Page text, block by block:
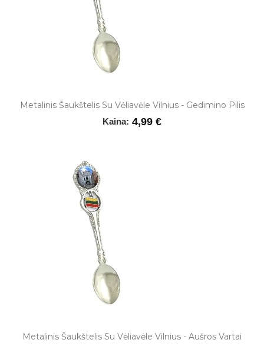
Metalinis Šaukštelis Su Vėliavėle Vilnius - Gedimino Pilis
Kaina: 4,99 €
Metalinis Šaukštelis Su Vėliavėle Vilnius - Aušros Vartai